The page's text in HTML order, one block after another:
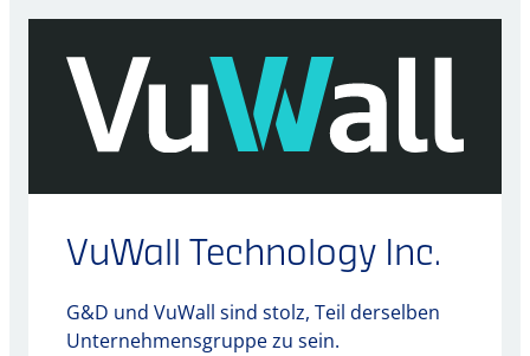
VuWall Technology Inc.
G&D und VuWall sind stolz, Teil derselben
Unternehmensgruppe zu sein.